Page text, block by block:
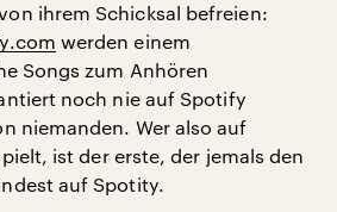
ihrem Schicksal befreien:
werden einem
Songs zum Anhören
noch nie auf Spotify
niemanden. Wer also auf
ist der erste, der jemals den
auf Spotity.